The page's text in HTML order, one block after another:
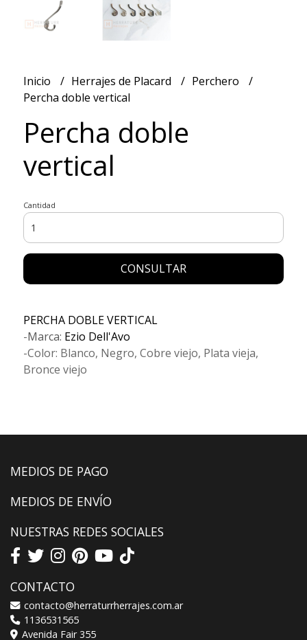
Inicio Herrajes de Placard
Perchero
Percha doble vertical
Percha doble
vertical
Cantidad
CONSULTAR
PERCHA DOBLE VERTICAL
-Marca: Ezio Dell'Avo
-Color: Blanco, Negro, Cobre viejo, Plata vieja,
Bronce viejo
MEDIOS DE PAGO
MEDIOS DE ENVÍO
NUESTRAS REDES SOCIALES
CONTACTO
contacto@herraturrherrajes.com.ar
1136531565
Avenida Fair 355